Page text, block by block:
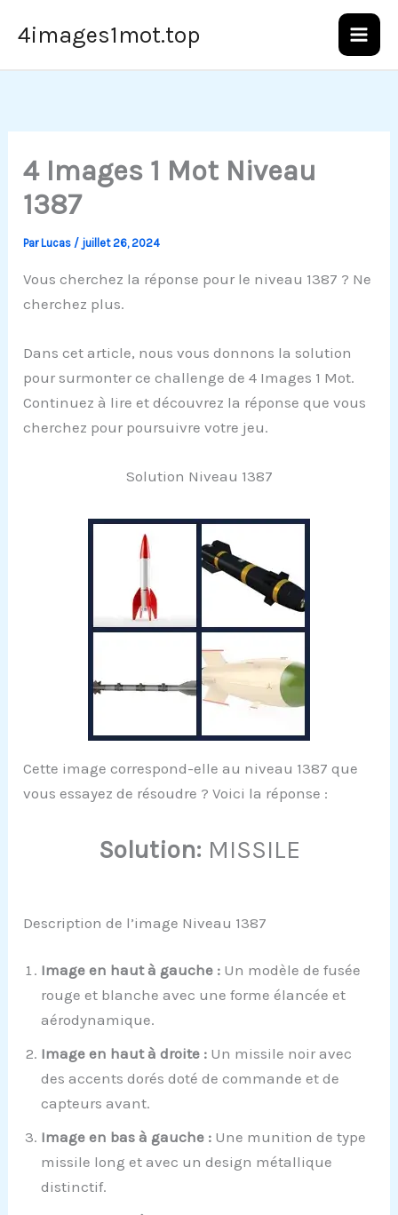
4images1mot.top
4 Images 1 Mot Niveau
1387
ParLucas / juillet 26, 2024
Vous cherchez la réponse pour le niveau 1387 ? Ne
cherchez plus.
Dans cet article, nous vous donnons la solution
pour surmonter ce challenge de 4 Images 1 Mot.
Continuez à lire et découvrez la réponse que vous
cherchez pour poursuivre votre jeu.
Solution Niveau 1387
Cette image correspond-elle au niveau 1387 que
vous essayez de résoudre ? Voici la réponse :
Solution: MISSILE
Description de l’image Niveau 1387
Image en haut à gauche : Un modèle de fusée
rouge et blanche avec une forme élancée et
aérodynamique.
Image en haut à droite : Un missile noir avec
des accents dorés doté de commande et de
capteurs avant.
Image en bas à gauche : Une munition de type
missile long et avec un design métallique
distinctif.